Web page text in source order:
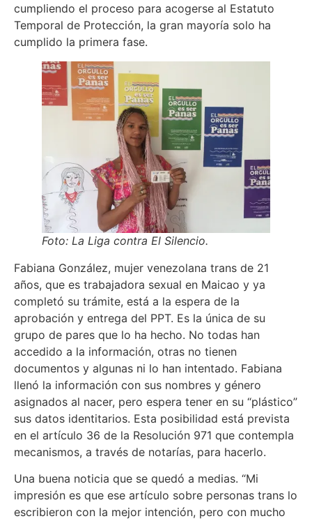
cumpliendo el proceso para acogerse al Estatuto
Temporal de Protección, la gran mayoría solo ha
cumplido la primera fase.
Foto: La Liga contra El Silencio.
Fabiana González, mujer venezolana trans de 21
años, que es trabajadora sexual en Maicao y ya
completó su trámite, está a la espera de la
aprobación y entrega del PPT. Es la única de su
grupo de pares que lo ha hecho. No todas han
accedido a la información, otras no tienen
documentos y algunas ni lo han intentado. Fabiana
llenó la información con sus nombres y género
asignados al nacer, pero espera tener en su “plástico”
sus datos identitarios. Esta posibilidad está prevista
en el artículo 36 de la Resolución 971 que contempla
mecanismos, a través de notarías, para hacerlo.
Una buena noticia que se quedó a medias. “Mi
impresión es que ese artículo sobre personas trans lo
escribieron con la mejor intención, pero con mucho